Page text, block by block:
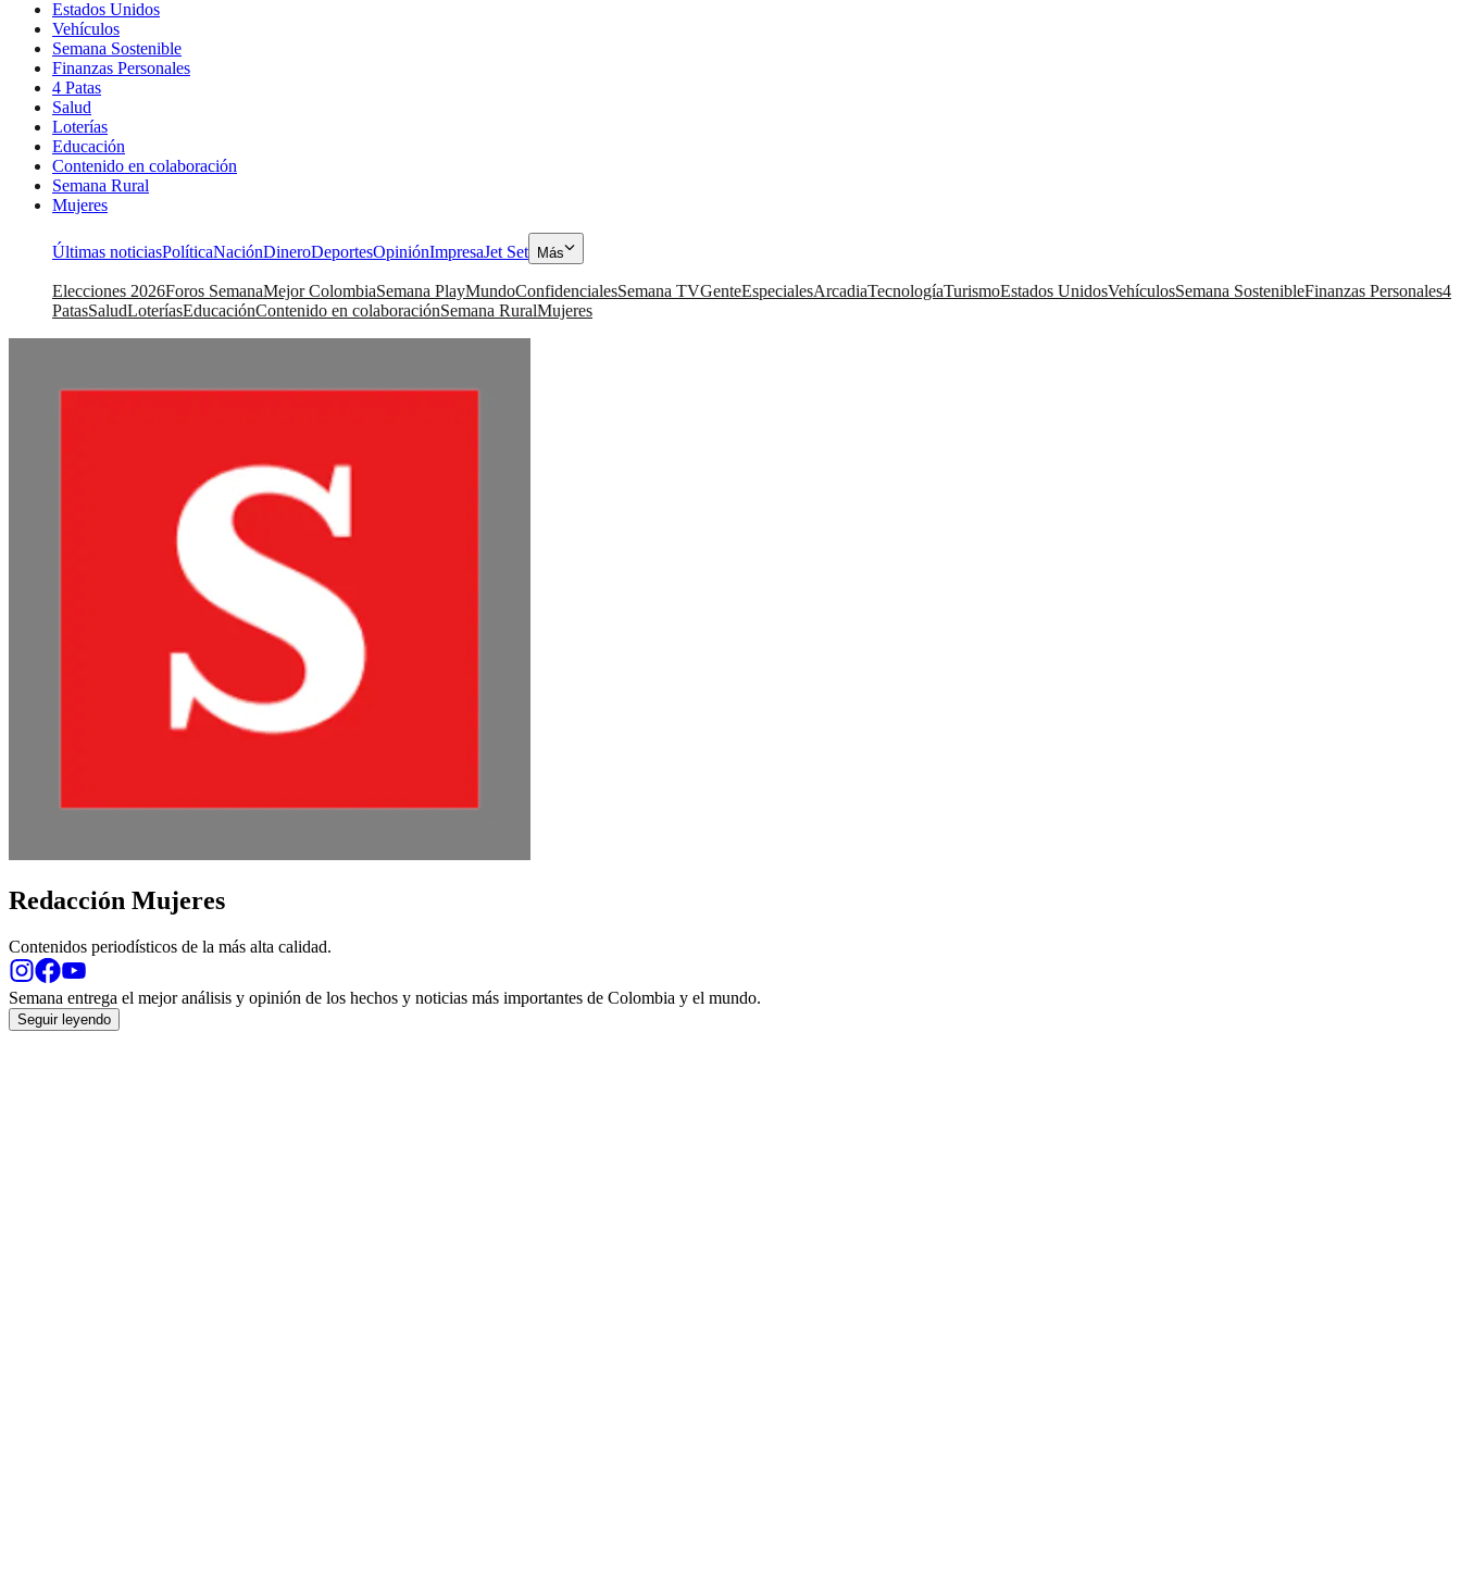
Estados Unidos
Vehículos
Semana Sostenible
Finanzas Personales
4 Patas
Salud
Loterías
Educación
Contenido en colaboración
Semana Rural
Mujeres
Últimas noticiasPolíticaNaciónDineroDeportesOpiniónImpresaJet Set Más
Elecciones 2026Foros SemanaMejor ColombiaSemana PlayMundoConfidencialesSemana TVGenteEspecialesArcadiaTecnologíaTurismoEstados UnidosVehículosSemana SostenibleFinanzas Personales4
PatasSaludLoteríasEducaciónContenido en colaboraciónSemana RuralMujeres
Redacción Mujeres
Contenidos periodísticos de la más alta calidad.
Opens
in
new
window
Opens
new
window
new
window
Semana entrega el mejor análisis y opinión de los hechos y noticias más importantes de Colombia y el mundo.
Seguir leyendo